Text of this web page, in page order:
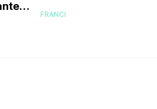
FRANCI